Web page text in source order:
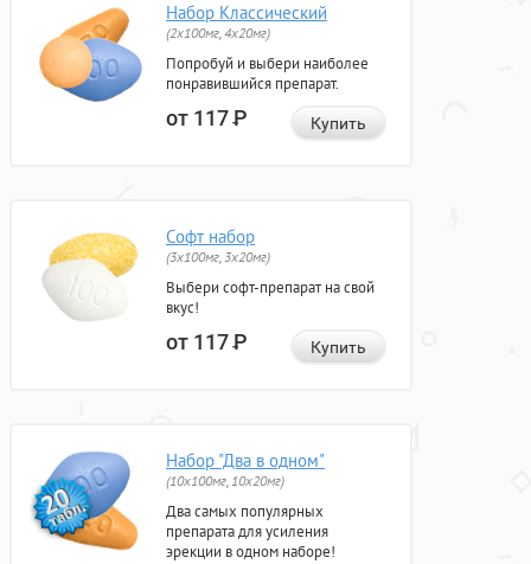
Набор Классический
(2x100мг, 4x20мг)
Попробуй и выбери наиболее
понравившийся препарат.
от 117Р Купить
Софт набор
(3x100мг, 3x20мг)
Выбери софт-препарат на свой
вкус!
от 117Р Купить
Набор "Два в одном"
(10x100мг, 10x20мг)
Два самых популярных
препарата для усиления
эрекции в одном наборе!